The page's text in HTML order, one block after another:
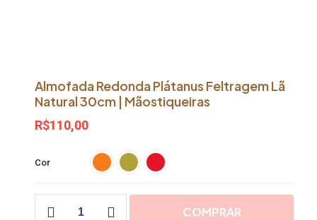
Almofada Redonda Plátanus Feltragem Lã
Natural 30cm | Mãostiqueiras
R$110,00
Cor
COMPRAR